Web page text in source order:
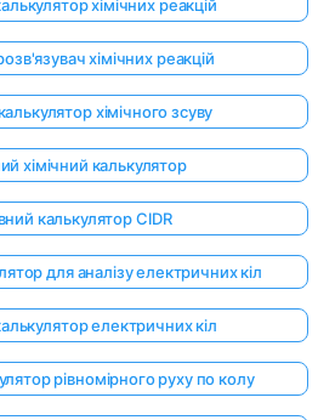
хімічних реакцій
хімічних реакцій
хімічного зсуву
хімічний калькулятор
калькулятор CIDR
для аналізу електричних кіл
електричних кіл
рівномірного руху по колу